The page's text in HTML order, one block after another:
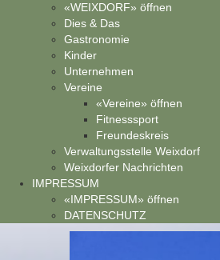
«WEIXDORF» öffnen
Dies & Das
Gastronomie
Kinder
Unternehmen
Vereine
«Vereine» öffnen
Fitnesssport
Freundeskreis
Verwaltungsstelle Weixdorf
Weixdorfer Nachrichten
IMPRESSUM
«IMPRESSUM» öffnen
DATENSCHUTZ